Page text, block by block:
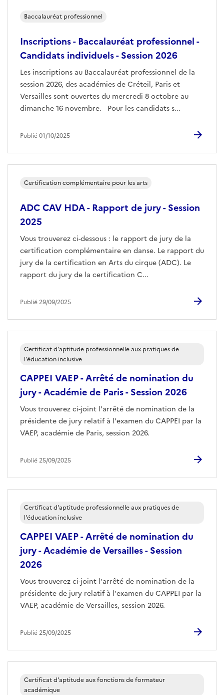
Inscriptions - Baccalauréat professionnel -
Candidats individuels - Session 2026
Les inscriptions au Baccalauréat professionnel de la
session 2026, des académies de Créteil, Paris et
Versailles sont ouvertes du mercredi 8 octobre au
dimanche 16 novembre. Pour les candidats s...
Baccalauréat professionnel
Publié 01/10/2025
ADC CAV HDA - Rapport de jury - Session
2025
Vous trouverez ci-dessous : le rapport de jury de la
certification complémentaire en danse. Le rapport du
jury de la certification en Arts du cirque (ADC). Le
rapport du jury de la certification C...
Certification complémentaire pour les arts
Publié 29/09/2025
CAPPEI VAEP - Arrêté de nomination du
jury - Académie de Paris - Session 2026
Vous trouverez ci-joint l'arrêté de nomination de la
présidente de jury relatif à l'examen du CAPPEI par la
VAEP, académie de Paris, session 2026.
Certificat d'aptitude professionnelle aux pratiques de
l'éducation inclusive
Publié 25/09/2025
CAPPEI VAEP - Arrêté de nomination du
jury - Académie de Versailles - Session
2026
Vous trouverez ci-joint l'arrêté de nomination de la
présidente de jury relatif à l'examen du CAPPEI par la
VAEP, académie de Versailles, session 2026.
Certificat d'aptitude professionnelle aux pratiques de
l'éducation inclusive
Publié 25/09/2025
Certificat d'aptitude aux fonctions de formateur
académique